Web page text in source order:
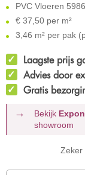
PVC Vloeren 5986
€ 37,50 per m²
3,46 m² per pak
Laagste prijs
Advies door
Gratis
Bekijk
showroom
Zeker